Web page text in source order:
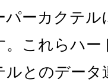
パーカクテ
。これらハ
ルとのデータ